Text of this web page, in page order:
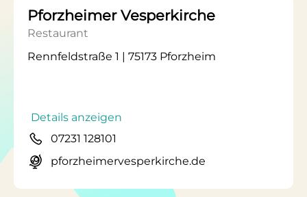
Pforzheimer Vesperkirche
Restaurant
Rennfeldstraße 1 | 75173 Pforzheim
Details anzeigen
07231 128101
pforzheimervesperkirche.de